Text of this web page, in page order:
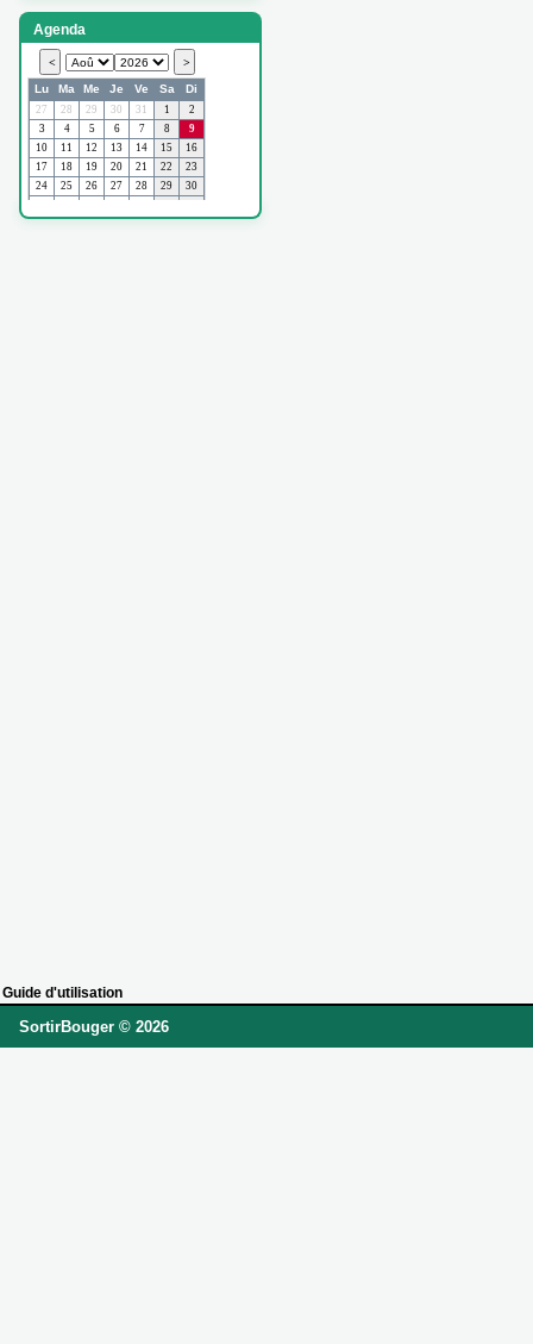
Agenda
Guide d'utilisation
SortirBouger © 2026